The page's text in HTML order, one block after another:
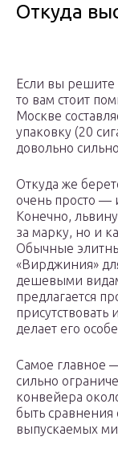
Откуда
Если вы решите
то вам стоит
Москве
упаковку (20
довольно
Откуда же
очень просто —
Конечно,
за марку, но и
Обычные
«Вирджиния»
дешевыми
предлагается
делает его
Самое главное
сильно
конвейера
быть
выпускаемых